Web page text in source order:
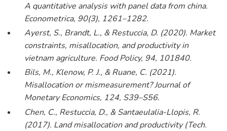
A quantitative analysis with panel data from china.
Econometrica, 90(3), 1261–1282.
Ayerst, S., Brandt, L., & Restuccia, D. (2020). Market
constraints, misallocation, and productivity in
vietnam agriculture. Food Policy, 94, 101840.
Bils, M., Klenow, P. J., & Ruane, C. (2021).
Misallocation or mismeasurement? Journal of
Monetary Economics, 124, S39–S56.
Chen, C., Restuccia, D., & Santaeulalia-Llopis, R.
(2017). Land misallocation and productivity (Tech.